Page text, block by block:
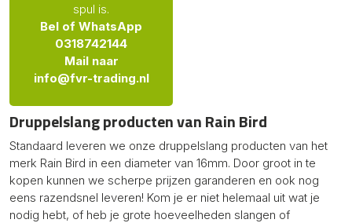
spul is.
Bel of WhatsApp
0318742144
Mail naar
info@fvr-trading.nl
Druppelslang producten van Rain Bird
Standaard leveren we onze druppelslang producten van het
merk Rain Bird in een diameter van 16mm. Door groot in te
kopen kunnen we scherpe prijzen garanderen en ook nog
eens razendsnel leveren! Kom je er niet helemaal uit wat je
nodig hebt, of heb je grote hoeveelheden slangen of